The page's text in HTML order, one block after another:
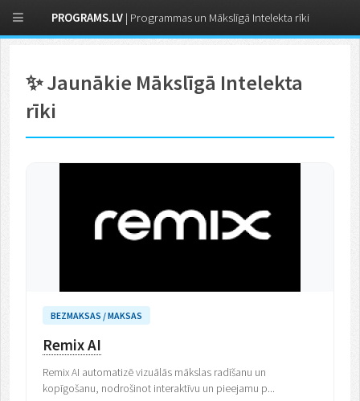
✨ Jaunākie Mākslīgā Intelekta
rīki
BEZMAKSAS / MAKSAS
Remix AI
Remix AI automatizē vizuālās mākslas radīšanu un
kopīgošanu, nodrošinot interaktīvu un pieejamu p...
PROGRAMS.LV | Programmas un Mākslīgā Intelekta rīki